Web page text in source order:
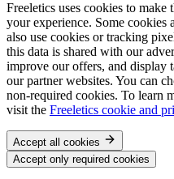
Freeletics uses cookies to
your experience. Some cookies
also use cookies or tracking
this data is shared with our
improve our offers, and display
our partner websites. You can
non-required cookies. To learn
visit the Freeletics cookie and
Accept all cookies
Accept only required cookies